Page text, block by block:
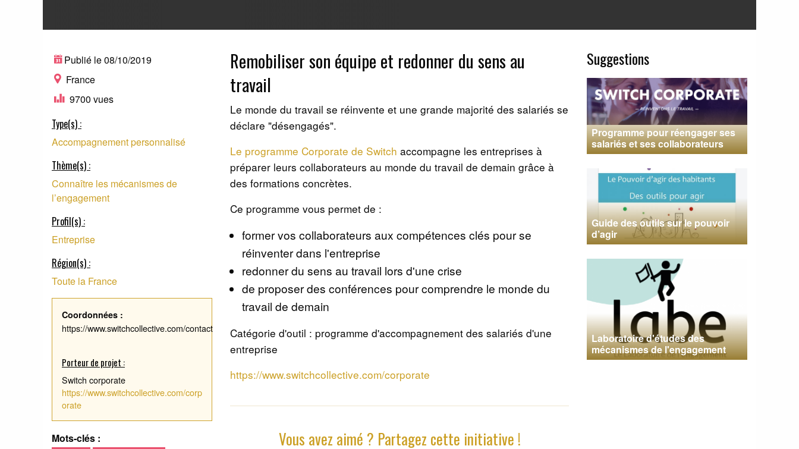
Publié le 08/10/2019
France
9700 vues
Type(s) :
Accompagnement personnalisé
Thème(s) :
Connaître les mécanismes de
l’engagement
Profil(s) :
Entreprise
Région(s) :
Toute la France
Coordonnées :
https://www.switchcollective.com/contact
Porteur de projet :
Switch corporate
https://www.switchcollective.com/corp
orate
Mots-clés :
Remobiliser son équipe et redonner du sens au
travail
Le monde du travail se réinvente et une grande majorité des salariés se
déclare "désengagés".
Le programme Corporate de Switch accompagne les entreprises à
préparer leurs collaborateurs au monde du travail de demain grâce à
des formations concrètes.
Ce programme vous permet de :
former vos collaborateurs aux compétences clés pour se
réinventer dans l'entreprise
redonner du sens au travail lors d'une crise
de proposer des conférences pour comprendre le monde du
travail de demain
Catégorie d'outil : programme d'accompagnement des salariés d'une
entreprise
https://www.switchcollective.com/corporate
Vous avez aimé ? Partagez cette initiative !
Suggestions
Programme pour réengager ses
salariés et ses collaborateurs
Guide des outils sur le pouvoir
d’agir
Laboratoire d'études des
mécanismes de l'engagement